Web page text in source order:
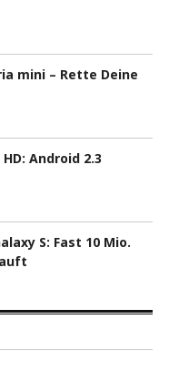
mini – Rette Deine
Android 2.3
S: Fast 10 Mio.